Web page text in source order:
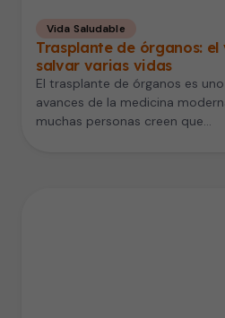
Vida Saludable
Trasplante de órganos:
salvar varias vidas
El trasplante de órganos es
avances de la medicina
muchas personas creen que…